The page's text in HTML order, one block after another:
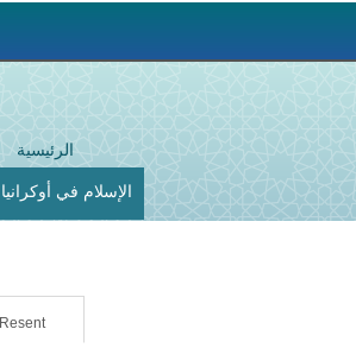
الرئيسية
الإسلام في أوكرانيا
Resent